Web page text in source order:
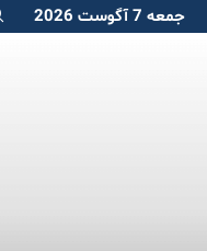
جمعه 7 آگوست 2026